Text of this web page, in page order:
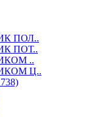
ПОЛ..
ПОТ..
..
Ц..